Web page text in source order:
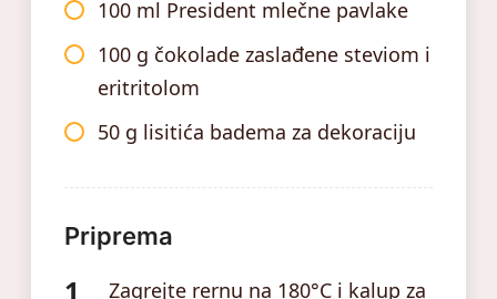
100 ml President mlečne pavlake
100 g čokolade zaslađene steviom i
eritritolom
50 g lisitića badema za dekoraciju
Priprema
Zagrejte rernu na 180°C i kalup za